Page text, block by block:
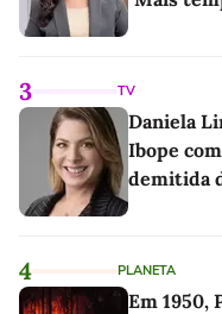
3 TV
Daniela
Ibope
demitida
4 PLANETA
Em 1950,